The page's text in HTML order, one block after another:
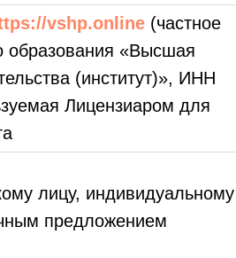
vshp.online (частное
образования «Высшая
(институт)», ИНН
Лицензиаром для
лицу, индивидуальному
предложением